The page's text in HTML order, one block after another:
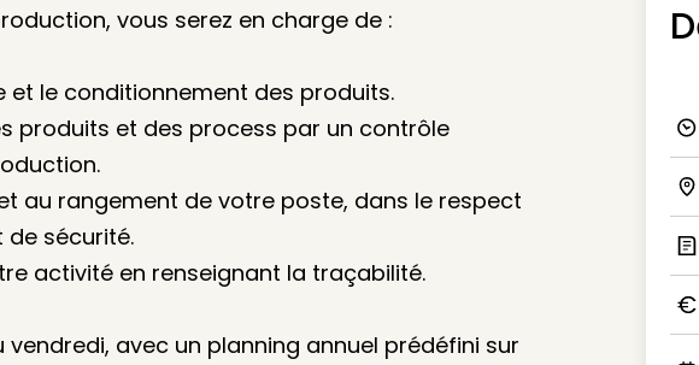
vous serez en charge de :
et le conditionnement des produits.
produits et des process par un contrôle
au rangement de votre poste, dans le respect
de sécurité.
activité en renseignant la traçabilité.
vendredi, avec un planning annuel prédéfini sur